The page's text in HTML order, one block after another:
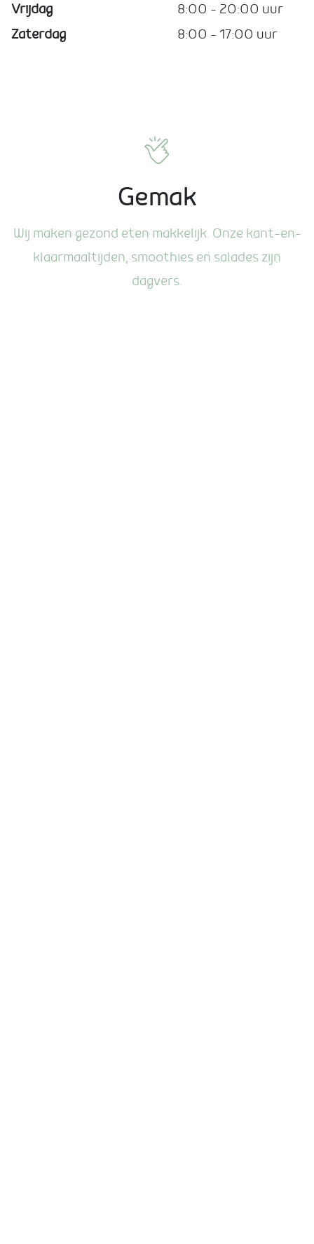
Vrijdag
8:00 – 20:00 uur
Zaterdag
8:00 – 17:00 uur
Gemak
Wij maken gezond eten makkelijk. Onze kant-en-
klaarmaaltijden, smoothies en salades zijn
dagvers.